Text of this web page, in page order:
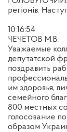
регіонів.
10:16:54
ЧЕЧЕТОВ М.В.
Уважаемые
депутатской
поздравить
им здоровья,
семейного
800 местных
голосование
образом